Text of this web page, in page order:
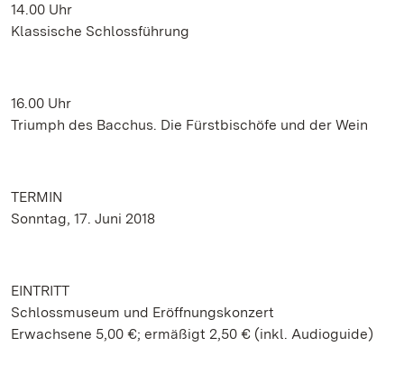
14.00 Uhr
Klassische Schlossführung
16.00 Uhr
Triumph des Bacchus. Die Fürstbischöfe und der Wein
TERMIN
Sonntag, 17. Juni 2018
EINTRITT
Schlossmuseum und Eröffnungskonzert
Erwachsene 5,00 €; ermäßigt 2,50 € (inkl. Audioguide)